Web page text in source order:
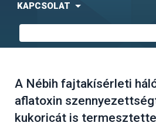
KAPCSOLAT
A Nébih fajtakísérleti
aflatoxin
kukoricát is